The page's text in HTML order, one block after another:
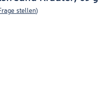
stellen)